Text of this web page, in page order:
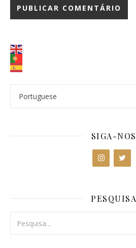
SIGA-NOS
PESQUISA